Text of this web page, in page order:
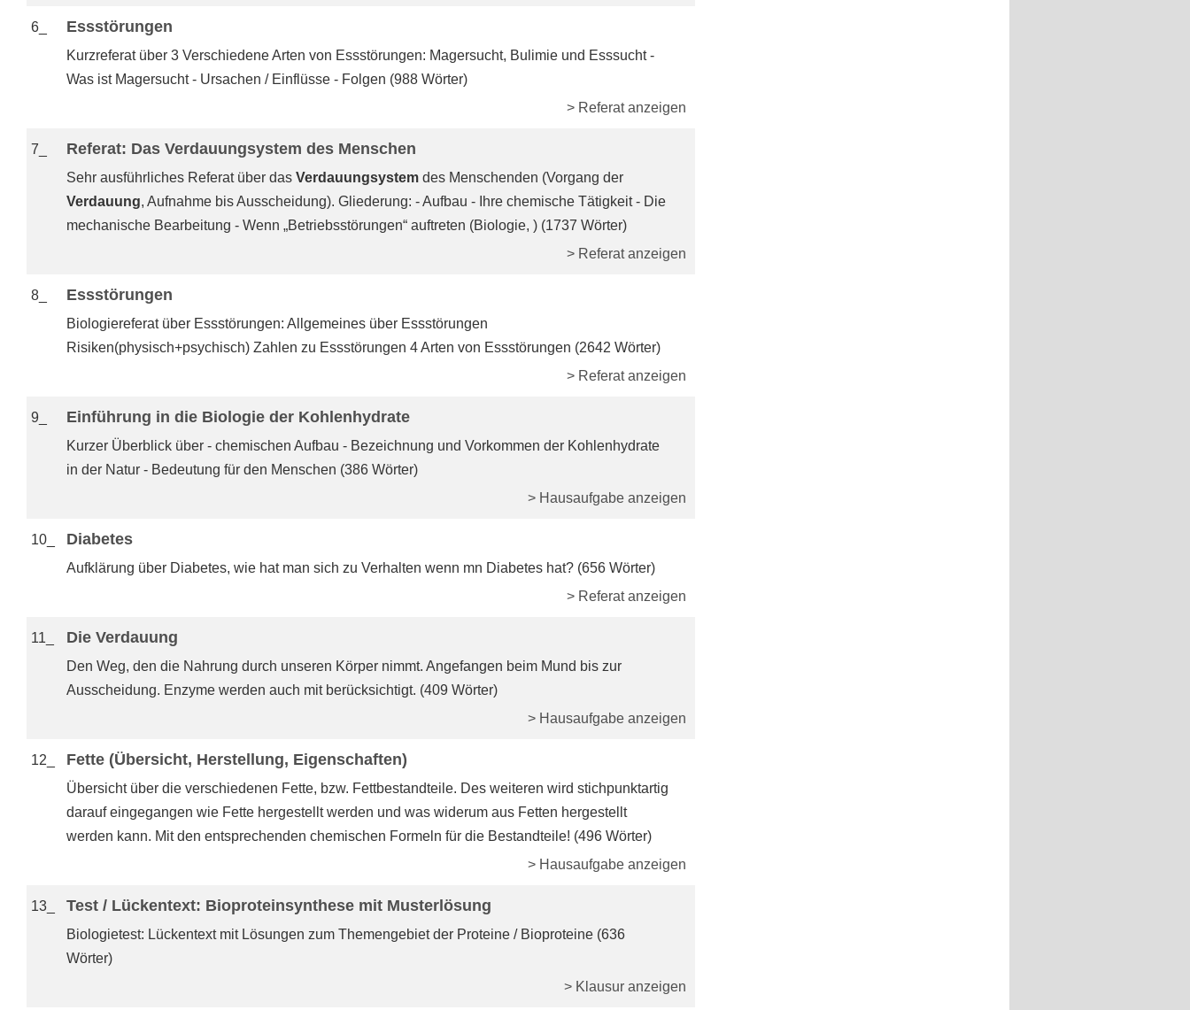
6_ Essstörungen
Kurzreferat über 3 Verschiedene Arten von Essstörungen: Magersucht, Bulimie und Esssucht -
Was ist Magersucht - Ursachen / Einflüsse - Folgen (988 Wörter)
> Referat anzeigen
7_ Referat: Das Verdauungsystem des Menschen
Sehr ausführliches Referat über das Verdauungsystem des Menschenden (Vorgang der
Verdauung, Aufnahme bis Ausscheidung). Gliederung: - Aufbau - Ihre chemische Tätigkeit - Die
mechanische Bearbeitung - Wenn „Betriebsstörungen“ auftreten (Biologie, ) (1737 Wörter)
> Referat anzeigen
8_ Essstörungen
Biologiereferat über Essstörungen: Allgemeines über Essstörungen
Risiken(physisch+psychisch) Zahlen zu Essstörungen 4 Arten von Essstörungen (2642 Wörter)
> Referat anzeigen
9_ Einführung in die Biologie der Kohlenhydrate
Kurzer Überblick über - chemischen Aufbau - Bezeichnung und Vorkommen der Kohlenhydrate
in der Natur - Bedeutung für den Menschen (386 Wörter)
> Hausaufgabe anzeigen
10_ Diabetes
Aufklärung über Diabetes, wie hat man sich zu Verhalten wenn mn Diabetes hat? (656 Wörter)
> Referat anzeigen
11_ Die Verdauung
Den Weg, den die Nahrung durch unseren Körper nimmt. Angefangen beim Mund bis zur
Ausscheidung. Enzyme werden auch mit berücksichtigt. (409 Wörter)
> Hausaufgabe anzeigen
12_ Fette (Übersicht, Herstellung, Eigenschaften)
Übersicht über die verschiedenen Fette, bzw. Fettbestandteile. Des weiteren wird stichpunktartig
darauf eingegangen wie Fette hergestellt werden und was widerum aus Fetten hergestellt
werden kann. Mit den entsprechenden chemischen Formeln für die Bestandteile! (496 Wörter)
> Hausaufgabe anzeigen
13_ Test / Lückentext: Bioproteinsynthese mit Musterlösung
Biologietest: Lückentext mit Lösungen zum Themengebiet der Proteine / Bioproteine (636
Wörter)
> Klausur anzeigen